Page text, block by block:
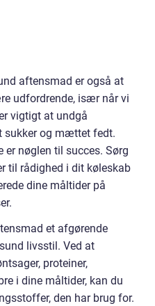
aftensmad er også at
udfordrende, især når vi
vigtigt at undgå
sukker og mættet fedt.
nøglen til succes. Sørg
til rådighed i dit køleskab
dine måltider på
et afgørende
livsstil. Ved at
proteiner,
i dine måltider, kan du
den har brug for.